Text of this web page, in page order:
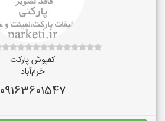
کفپوش پارکت
خرم‌آباد
09163601547